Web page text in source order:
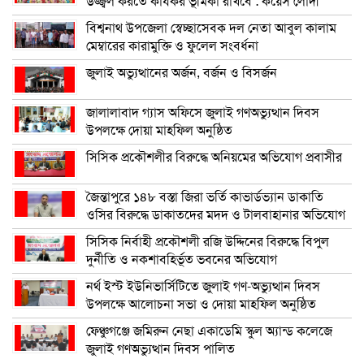
বিশ্বনাথ উপজেলা স্বেচ্ছাসেবক দল নেতা আবুল কালাম
মেম্বারের কারামুক্তি ও ফুলেল সংবর্ধনা
জুলাই অভ্যুত্থানের অর্জন, বর্জন ও বিসর্জন
জালালাবাদ গ্যাস অফিসে জুলাই গণঅভ্যুত্থান দিবস
উপলক্ষে দোয়া মাহফিল অনুষ্ঠিত
সিসিক প্রকৌশলীর বিরুদ্ধে অনিয়মের অভিযোগ প্রবাসীর
জৈন্তাপুরে ১৪৮ বস্তা জিরা ভর্তি কাভার্ডভ্যান ডাকাতি
ওসির বিরুদ্ধে ডাকাতদের মদদ ও টালবাহানার অভিযোগ
সিসিক নির্বাহী প্রকৌশলী রজি উদ্দিনের বিরুদ্ধে বিপুল
দুর্নীতি ও নকশাবহির্ভূত ভবনের অভিযোগ
নর্থ ইস্ট ইউনিভার্সিটিতে জুলাই গণ-অভ্যুত্থান দিবস
উপলক্ষে আলোচনা সভা ও দোয়া মাহফিল অনুষ্ঠিত
ফেঞ্চুগঞ্জে জমিরুন নেছা একাডেমি স্কুল অ্যান্ড কলেজে
জুলাই গণঅভ্যুত্থান দিবস পালিত